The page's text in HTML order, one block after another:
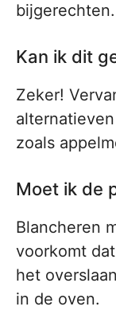
bijgerechten.
Kan ik dit
Zeker!
zoals
Moet ik de
Blancheren
voorkomt
het
in de oven.